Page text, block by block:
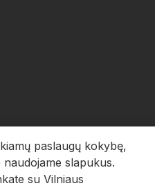
paslaugų kokybę,
slapukus.
su Vilniaus